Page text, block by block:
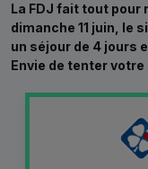
La FDJ fait tout pour
dimanche 11 juin, le
un séjour de 4 jours
Envie de tenter